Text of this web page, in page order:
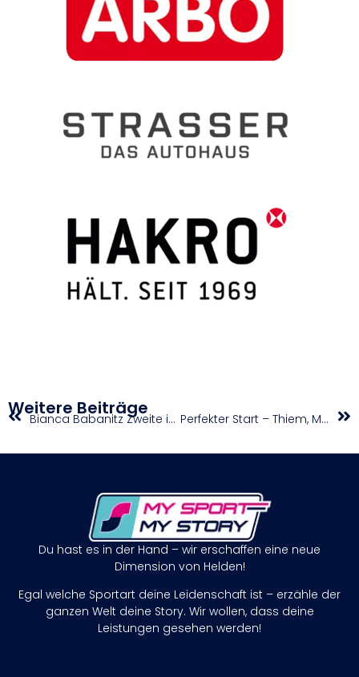
Weitere Beiträge Bianca Babanitz Zweite in Budapest Perfekter Start – Thiem, Misolic und Kraus weiter
Du hast es in der Hand – wir erschaffen eine neue
Dimension von Helden!
Egal welche Sportart deine Leidenschaft ist – erzähle der
ganzen Welt deine Story. Wir wollen, dass deine
Leistungen gesehen werden!